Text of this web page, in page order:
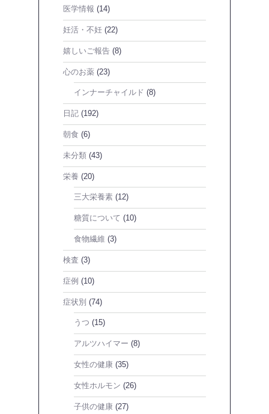
医学情報 (14)
妊活・不妊 (22)
嬉しいご報告 (8)
心のお薬 (23)
インナーチャイルド (8)
日記 (192)
朝食 (6)
未分類 (43)
栄養 (20)
三大栄養素 (12)
糖質について (10)
食物繊維 (3)
検査 (3)
症例 (10)
症状別 (74)
うつ (15)
アルツハイマー (8)
女性の健康 (35)
女性ホルモン (26)
子供の健康 (27)